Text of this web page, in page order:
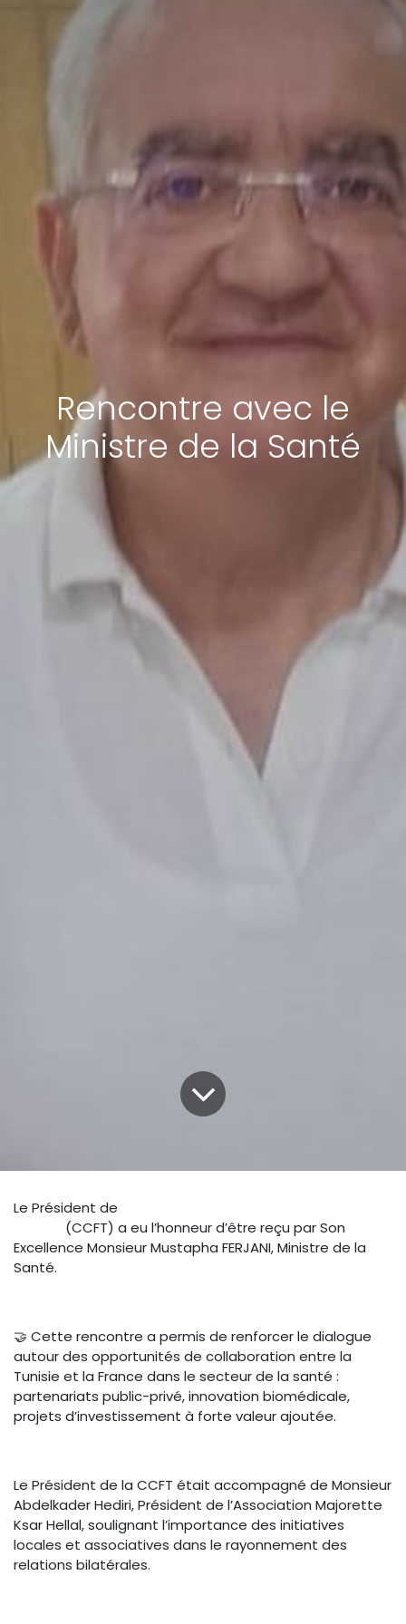
Rencontre avec le
Ministre de la Santé
Le Président de
(CCFT) a eu l’honneur d’être reçu par Son
Excellence Monsieur Mustapha FERJANI, Ministre de la
Santé.
🤝 Cette rencontre a permis de renforcer le dialogue
autour des opportunités de collaboration entre la
Tunisie et la France dans le secteur de la santé :
partenariats public-privé, innovation biomédicale,
projets d’investissement à forte valeur ajoutée.
Le Président de la CCFT était accompagné de Monsieur
Abdelkader Hediri, Président de l’Association Majorette
Ksar Hellal, soulignant l’importance des initiatives
locales et associatives dans le rayonnement des
relations bilatérales.